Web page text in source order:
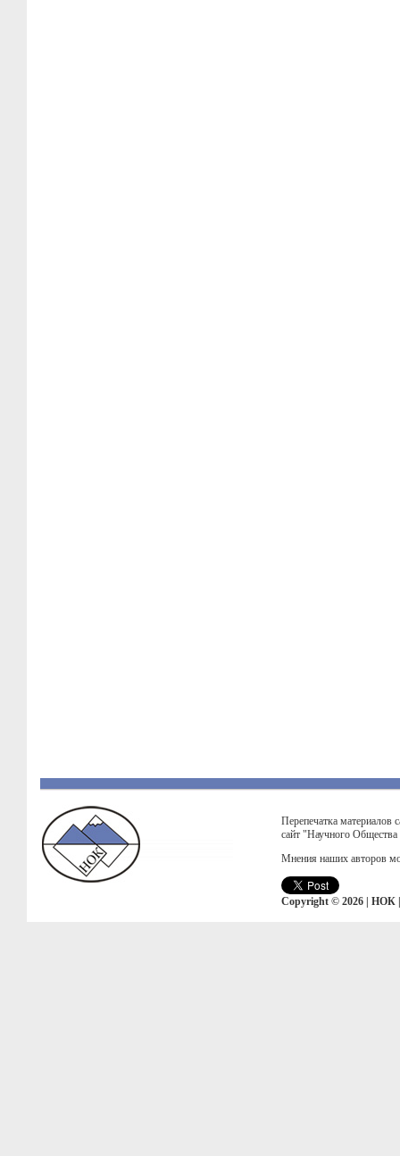
Перепечатка материалов
сайт "Научного
Мнения наших авторов
Copyright © 2026 | НОК